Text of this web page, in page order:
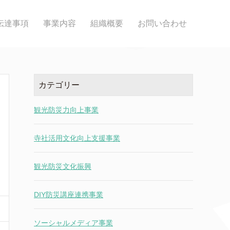
達事項 事業内容 組織概要 お問い合わせ
カテゴリー
観光防災力向上事業
寺社活用文化向上支援事業
観光防災文化振興
DIY防災講座連携事業
ソーシャルメディア事業